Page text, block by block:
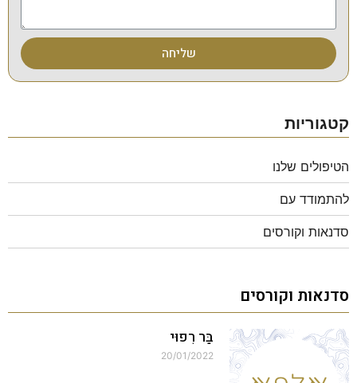
שליחה
קטגוריות
הטיפולים שלנו
להתמודד עם
סדנאות וקורסים
סדנאות וקורסים
בַּר רִפוּי
20/01/2022